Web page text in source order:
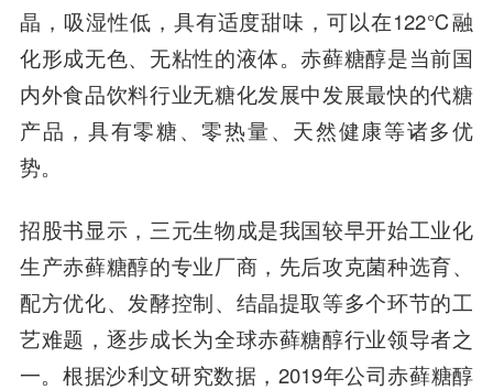
晶，吸湿性低，具有适度甜味，可以在122℃融
化形成无色、无粘性的液体。赤藓糖醇是当前国
内外食品饮料行业无糖化发展中发展最快的代糖
产品，具有零糖、零热量、天然健康等诸多优
势。
招股书显示，三元生物成是我国较早开始工业化
生产赤藓糖醇的专业厂商，先后攻克菌种选育、
配方优化、发酵控制、结晶提取等多个环节的工
艺难题，逐步成长为全球赤藓糖醇行业领导者之
一。根据沙利文研究数据，2019年公司赤藓糖醇